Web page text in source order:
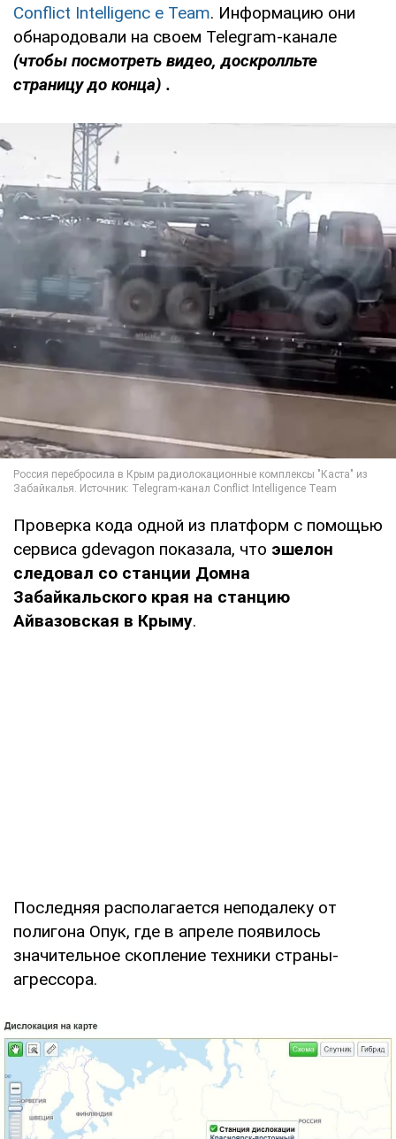
Conflict Intelligenc e Team. Информацию они
обнародовали на своем Telegram-канале
(чтобы посмотреть видео, доскролльте
страницу до конца) .
Проверка кода одной из платформ с помощью
сервиса gdevagon показала, что эшелон
следовал со станции Домна
Забайкальского края на станцию
Айвазовская в Крыму.
Последняя располагается неподалеку от
полигона Опук, где в апреле появилось
значительное скопление техники страны-
агрессора.